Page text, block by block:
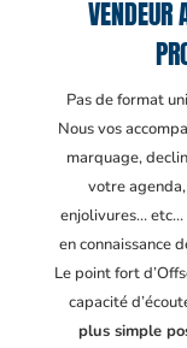
VENDEUR
Pas de format
Nous vos
marquage,
votre
enjolivures… etc…
en connaissance
Le point fort
capacité
plus simple